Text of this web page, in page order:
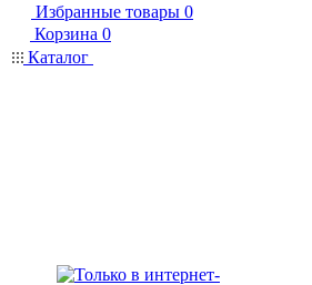
Избранные товары 0
Корзина 0
Каталог